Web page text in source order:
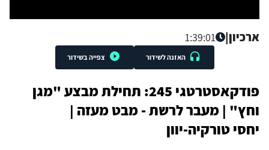
ארכיון|
1:39:01
האזנה לשידור צפייה בשידור
פודקאסטרטגי 245: תחילת מבצע "מגן
וחץ" | מעבר לרשת - מבט מעזה |
יחסי טורקיה-יוון